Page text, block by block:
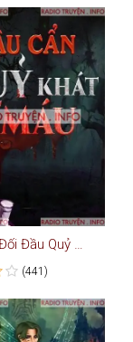
Cậu Cẩn Đối Đầu Quỷ Khát Máu
(441)